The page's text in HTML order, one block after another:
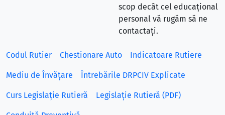
scop decât cel educațional
personal vă rugăm să ne
contactați.
Codul Rutier Chestionare Auto Indicatoare Rutiere
Mediu de Învățare Întrebările DRPCIV Explicate
Curs Legislație Rutieră Legislație Rutieră (PDF)